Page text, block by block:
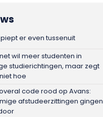
piept er even tussenuit
wil meer studenten in
studierichtingen, maar zegt
hoe
code rood op Avans:
afstudeerzittingen gingen